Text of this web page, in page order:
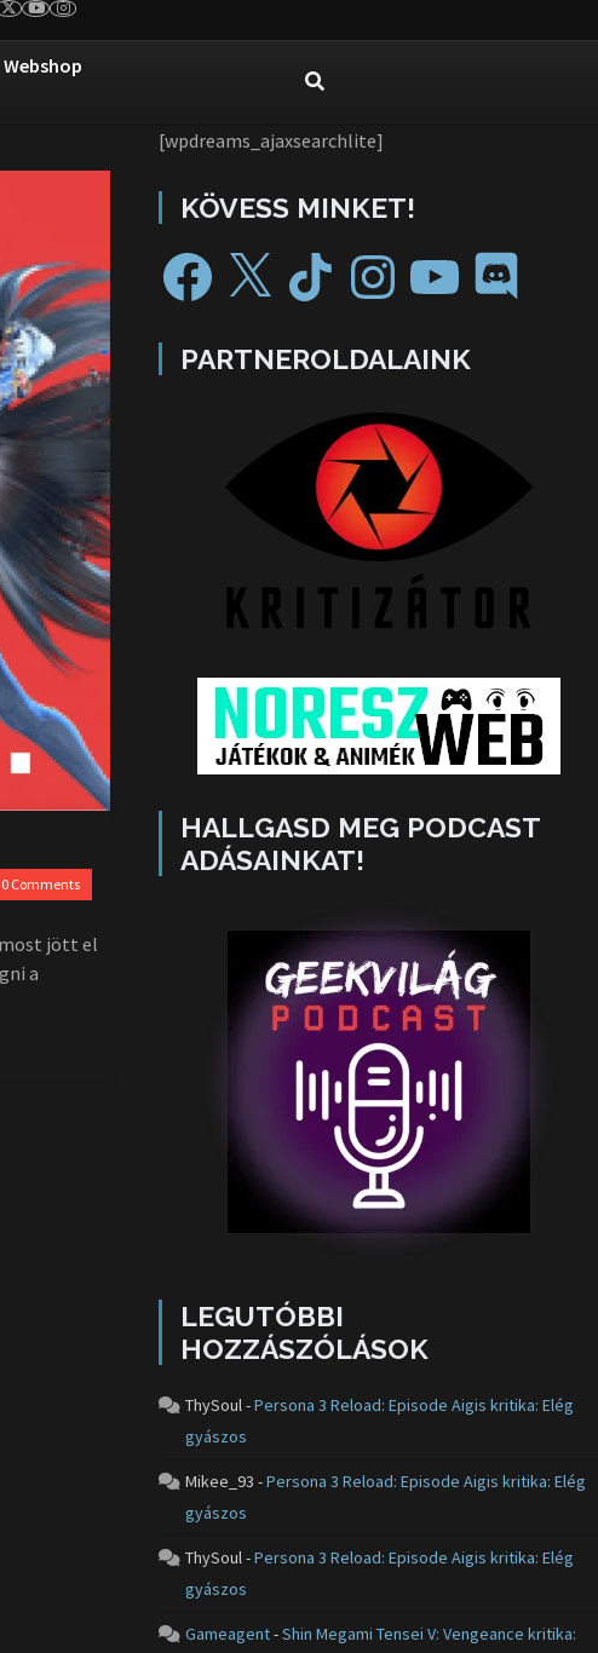
Webshop
0 Comments
most jött el
a
[wpdreams_ajaxsearchlite]
KÖVESS MINKET!
PARTNEROLDALAINK
HALLGASD MEG PODCAST
ADÁSAINKAT!
LEGUTÓBBI
HOZZÁSZÓLÁSOK
ThySoul-Persona 3 Reload: Episode Aigis kritika: Elég
gyászos
Mikee_93 -Persona 3 Reload: Episode Aigis kritika: Elég
gyászos
ThySoul-Persona 3 Reload: Episode Aigis kritika: Elég
gyászos
Gameagent-Shin Megami Tensei V: Vengeance kritika: